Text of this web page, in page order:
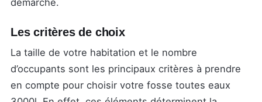
Les critères de choix
La taille de votre habitation et le nombre
d’occupants sont les principaux critères à prendre
en compte pour choisir votre fosse toutes eaux